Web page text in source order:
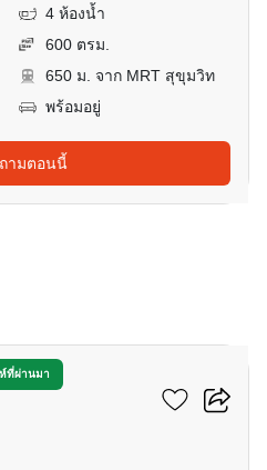
4 ห้องน้ำ
600 ตรม.
650 ม. จาก MRT สุขุมวิท
พร้อมอยู่
ามตอนนี้
ที่ผ่านมา